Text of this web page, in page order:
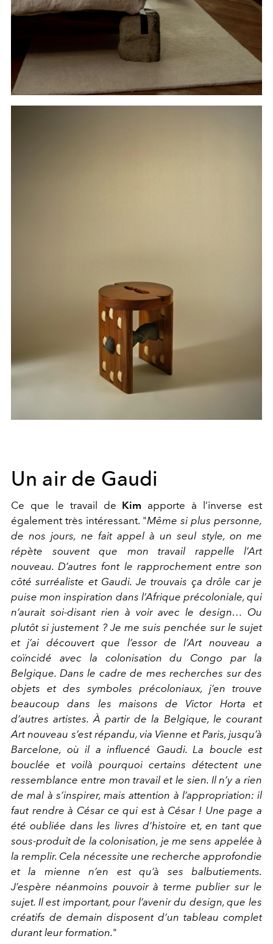
Un air de Gaudi
Ce que le travail de Kim apporte à l’inverse est
également très intéressant. "Même si plus personne,
de nos jours, ne fait appel à un seul style, on me
répète souvent que mon travail rappelle l’Art
nouveau. D’autres font le rapprochement entre son
côté surréaliste et Gaudi. Je trouvais ça drôle car je
puise mon inspiration dans l’Afrique précoloniale, qui
n’aurait soi-disant rien à voir avec le design… Ou
plutôt si justement ? Je me suis penchée sur le sujet
et j’ai découvert que l’essor de l’Art nouveau a
coïncidé avec la colonisation du Congo par la
Belgique. Dans le cadre de mes recherches sur des
objets et des symboles précoloniaux, j’en trouve
beaucoup dans les maisons de Victor Horta et
d’autres artistes. À partir de la Belgique, le courant
Art nouveau s’est répandu, via Vienne et Paris, jusqu’à
Barcelone, où il a influencé Gaudi. La boucle est
bouclée et voilà pourquoi certains détectent une
ressemblance entre mon travail et le sien. Il n’y a rien
de mal à s’inspirer, mais attention à l’appropriation: il
faut rendre à César ce qui est à César ! Une page a
été oubliée dans les livres d’histoire et, en tant que
sous-produit de la colonisation, je me sens appelée à
la remplir. Cela nécessite une recherche approfondie
et la mienne n’en est qu’à ses balbutiements.
J’espère néanmoins pouvoir à terme publier sur le
sujet. Il est important, pour l’avenir du design, que les
créatifs de demain disposent d’un tableau complet
durant leur formation."